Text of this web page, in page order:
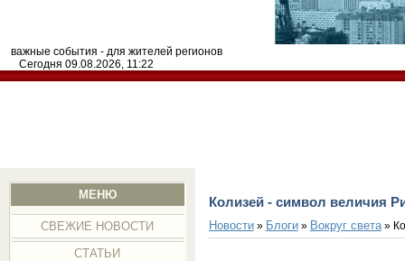
важные события - для жителей регионов
Сегодня 09.08.2026, 11:22
МЕНЮ
СВЕЖИЕ НОВОСТИ
СТАТЬИ
Колизей - символ величия
Новости» Блоги» Вокруг света»